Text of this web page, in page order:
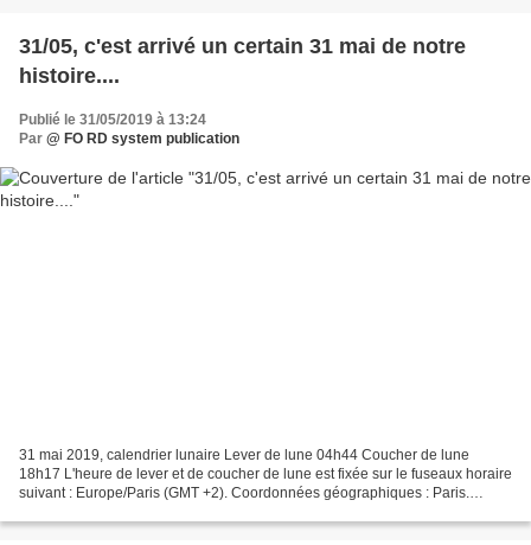
31/05, c'est arrivé un certain 31 mai de notre
histoire....
Publié le 31/05/2019 à 13:24
Par @ FO RD system publication
31 mai 2019, calendrier lunaire Lever de lune 04h44 Coucher de lune
18h17 L'heure de lever et de coucher de lune est fixée sur le fuseaux horaire
suivant : Europe/Paris (GMT +2). Coordonnées géographiques : Paris.